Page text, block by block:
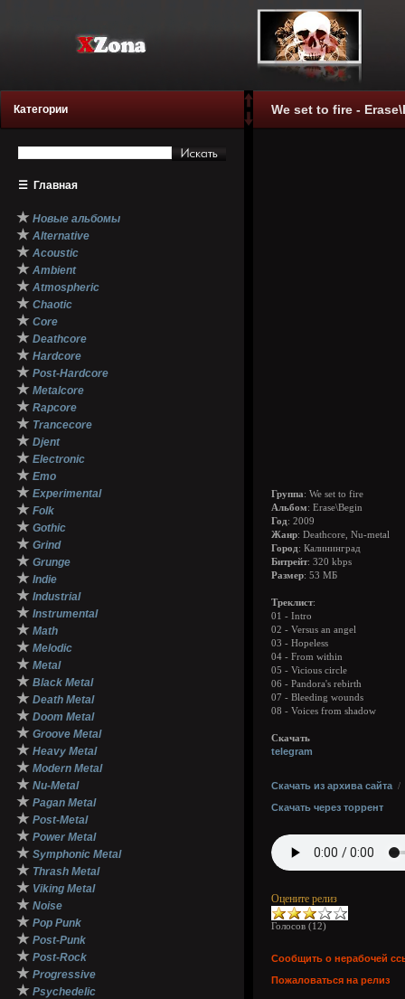
Категории
☰ Главная
★ Новые альбомы
★ Alternative
★ Acoustic
★ Ambient
★ Atmospheric
★ Chaotic
★ Core
★ Deathcore
★ Hardcore
★ Post-Hardcore
★ Metalcore
★ Rapcore
★ Trancecore
★ Djent
★ Electronic
★ Emo
★ Experimental
★ Folk
★ Gothic
★ Grind
★ Grunge
★ Indie
★ Industrial
★ Instrumental
★ Math
★ Melodic
★ Metal
★ Black Metal
★ Death Metal
★ Doom Metal
★ Groove Metal
★ Heavy Metal
★ Modern Metal
★ Nu-Metal
★ Pagan Metal
★ Post-Metal
★ Power Metal
★ Symphonic Metal
★ Thrash Metal
★ Viking Metal
★ Noise
★ Pop Punk
★ Post-Punk
★ Post-Rock
★ Progressive
★ Psychedelic
We set to fire -
Группа: We set to fire
Альбом: Erase\Begin
Год: 2009
Жанр: Deathcore, Nu-metal
Город: Калининград
Битрейт: 320 kbps
Размер: 53 МБ
Треклист:
01 - Intro
02 - Versus an angel
03 - Hopeless
04 - From within
05 - Vicious circle
06 - Pandora's rebirth
07 - Bleeding wounds
08 - Voices from shadow
Скачать
telegram
Скачать из архива сайта /
Скачать через торрент
Оцените релиз
Голосов (12)
Сообщить о нерабочей
Пожаловаться на релиз